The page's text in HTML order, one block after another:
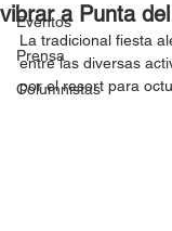
Eventos
Prensa
Columnistas
vibrar a Punta
La tradicional fiesta
entre las diversas
por el resort para